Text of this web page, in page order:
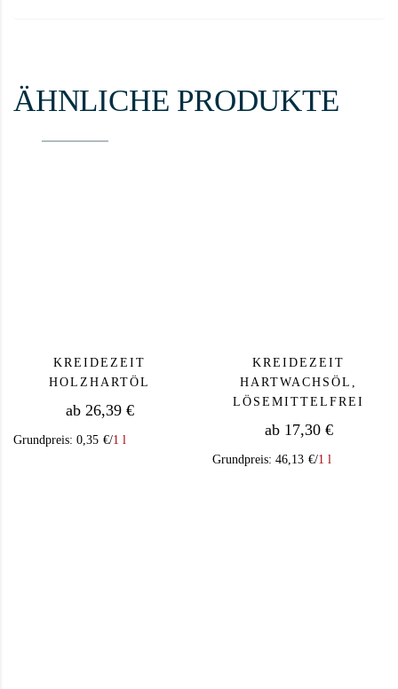
ÄHNLICHE PRODUKTE
KREIDEZEIT
HOLZHARTÖL
ab 26,39 €
Grundpreis: 0,35 €/1 l
KREIDEZEIT
HARTWACHSÖL,
LÖSEMITTELFREI
ab 17,30 €
Grundpreis: 46,13 €/1 l